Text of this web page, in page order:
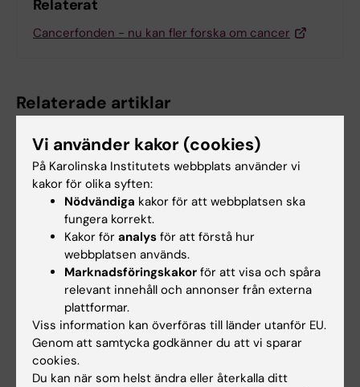
Relaterat
Cancerfonden - nu kan fler forska om cancer
Relaterade artiklar
5 aug 2026
Hög följsamhet trots
täta kontroller av
barn med ärftlig
cancerrisk
Barn med en ärftlig variant i
genen TP53 följer i hög grad
rekommenderade…
Juliette Foucher
tilldelas prestigefyllt
anslag
Juliette Foucher, postdoktor
neurovetenskap…
Vi använder kakor (cookies)
På Karolinska Institutets webbplats använder vi
kakor för olika syften:
Nödvändiga kakor för att webbplatsen ska
fungera korrekt.
Kakor för analys för att förstå hur
webbplatsen används.
Marknadsföringskakor för att visa och spåra
relevant innehåll och annonser från externa
plattformar.
Viss information kan överföras till länder utanför EU.
Genom att samtycka godkänner du att vi sparar
cookies.
Du kan när som helst ändra eller återkalla ditt